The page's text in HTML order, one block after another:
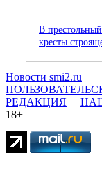
В
кресты
Новости smi2.ru
РЕДАКЦИЯ
18+